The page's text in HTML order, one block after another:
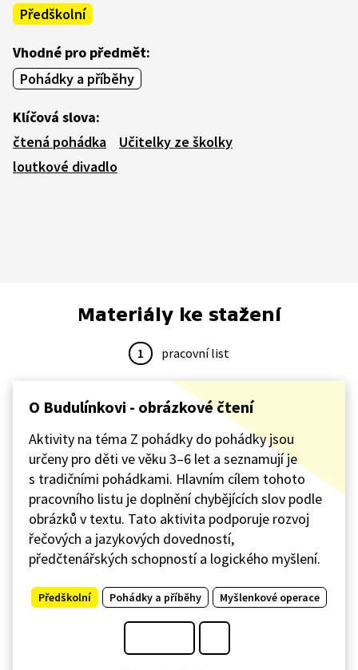
Předškolní
Vhodné pro předmět:
Pohádky a příběhy
Klíčová slova:
čtená pohádka
Učitelky ze školky
loutkové divadlo
Materiály ke stažení
1 pracovní list
O Budulínkovi - obrázkové čtení
Aktivity na téma Z pohádky do pohádky jsou
určeny pro děti ve věku 3–6 let a seznamují je
s tradičními pohádkami. Hlavním cílem tohoto
pracovního listu je doplnění chybějících slov podle
obrázků v textu. Tato aktivita podporuje rozvoj
řečových a jazykových dovedností,
předčtenářských schopností a logického myšlení.
Předškolní Pohádky a příběhy Myšlenkové operace